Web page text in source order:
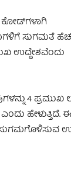
ಕೋಡ್‌ಗಳಾಗಿ
ಸುಗಮತೆ
ಉದ್ದೇಶವೆಂದು
4 ಪ್ರಮುಖ
ಹೇಳುತ್ತಿದೆ. ಈ
ಸುಗಮಗೊಳಿಸುವ